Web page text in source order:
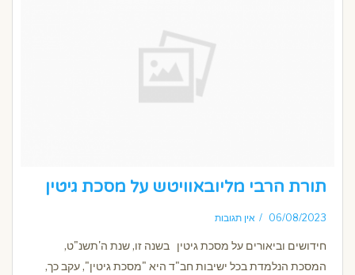
תורת הרבי מליובאוויטש על מסכת גיטין
06/08/2023 אין תגובות
חידושים וביאורים על מסכת גיטין בשנה זו, שנת ה'תשנ"ט,
המסכת הנלמדת בכל ישיבות חב"ד היא "מסכת גיטין", עקב כך,